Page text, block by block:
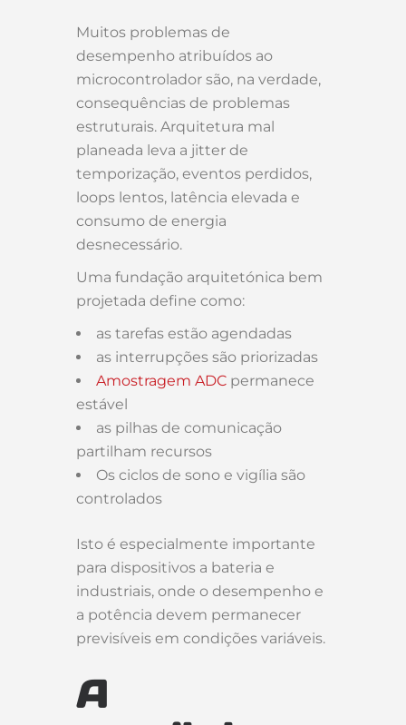
Muitos problemas de
desempenho atribuídos ao
microcontrolador são, na verdade,
consequências de problemas
estruturais. Arquitetura mal
planeada leva a jitter de
temporização, eventos perdidos,
loops lentos, latência elevada e
consumo de energia
desnecessário.
Uma fundação arquitetónica bem
projetada define como:
as tarefas estão agendadas
as interrupções são priorizadas
Amostragem ADC permanece
estável
as pilhas de comunicação
partilham recursos
Os ciclos de sono e vigília são
controlados
Isto é especialmente importante
para dispositivos a bateria e
industriais, onde o desempenho e
a potência devem permanecer
previsíveis em condições variáveis.
A